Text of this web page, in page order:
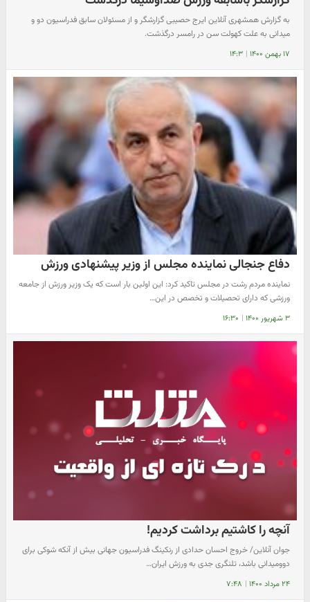
به گزارش همشهری آنلاین ایرج حصیبی گزارشگر و از مسئولان سابق فدراسیون دو و
میدانی به علت کهولت سن در رامسر درگذشت.
۱۷ بهمن ۱۴۰۰ | ۱۴:۳
دفاع جنجالی نماینده مجلس از وزیر پیشنهادی ورزش
نماینده مردم رشت در مجلس تاکید کرد: این اولین بار است که یک وزیر ورزش از جامعه
ورزشی که دارای تحصیلات و تخصص در این…
۳ شهریور ۱۴۰۰ | ۱۶:۳۰
آنچه را کاشتیم برداشت کردیم!
جوان آنلاین/ خروج احسان حدادی از رنکینگ فدراسیون جهانی بیش از آنکه شوکی برای
دوومیدانی باشد، تلنگری جدی به ورزش ایران…
۲۴ مرداد ۱۴۰۰ | ۷:۴۸